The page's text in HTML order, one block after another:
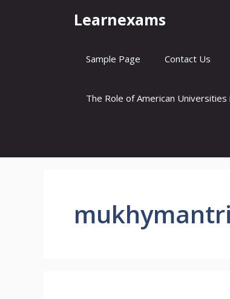
Learnexams
Sample Page Contact Us
The Role of American